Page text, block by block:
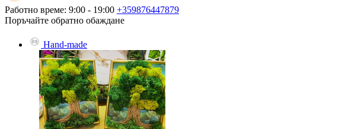
Работно време: 9:00 - 19:00 +359876447879
Поръчайте обратно обаждане
Hand-made